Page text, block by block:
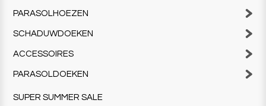
PARASOLHOEZEN
SCHADUWDOEKEN
ACCESSOIRES
PARASOLDOEKEN
SUPER SUMMER SALE